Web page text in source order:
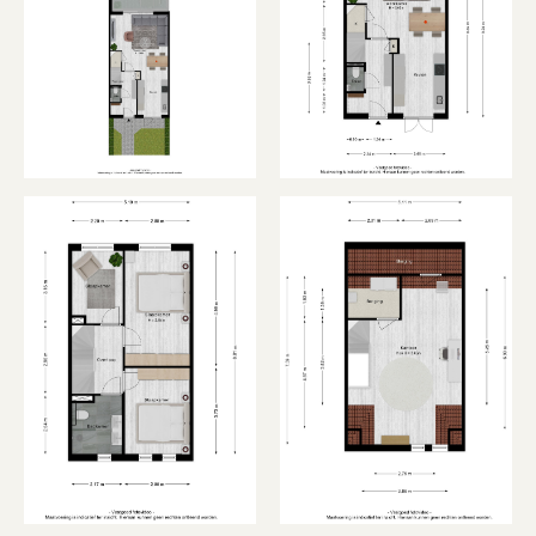
De ruime open zolderverdieping biedt volop
mogelijkheden en kan geheel naar eigen wens
worden ingericht. Denk aan een extra
slaapkamer, thuiswerkplek, hobbyruimte of
sportruimte. Tevens bevindt zich hier de
technische ruimte en de aansluiting voor de
wasapparatuur.
Buiten:
De diepe achtertuin is een heerlijke plek om te
ontspannen. De serre zorgt ervoor dat je vrijwel
het hele jaar door kunt genieten van het
buitenleven. Daarnaast beschikt de tuin over
voldoende ruimte voor spelende kinderen, een
gezellige loungehoek of een grote eettafel om
lange zomeravonden door te brengen. Achterin